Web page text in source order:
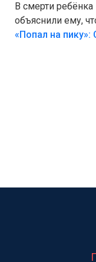
В смерти
объяснили ему,
Лезть через